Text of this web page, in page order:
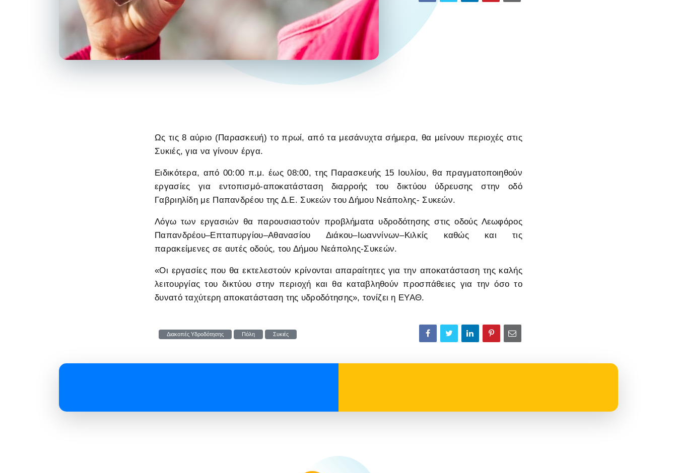
Ως τις 8 αύριο (Παρασκευή) το πρωί, από τα μεσάνυχτα σήμερα, θα μείνουν περιοχές στις
Συκιές, για να γίνουν έργα.
Ειδικότερα, από 00:00 π.μ. έως 08:00, της Παρασκευής 15 Ιουλίου, θα πραγματοποιηθούν
εργασίες για εντοπισμό-αποκατάσταση διαρροής του δικτύου ύδρευσης στην οδό
Γαβριηλίδη με Παπανδρέου της Δ.Ε. Συκεών του Δήμου Νεάπολης- Συκεών.
Λόγω των εργασιών θα παρουσιαστούν προβλήματα υδροδότησης στις οδούς Λεωφόρος
Παπανδρέου–Επταπυργίου–Αθανασίου Διάκου–Ιωαννίνων–Κιλκίς καθώς και τις
παρακείμενες σε αυτές οδούς, του Δήμου Νεάπολης-Συκεών.
«Οι εργασίες που θα εκτελεστούν κρίνονται απαραίτητες για την αποκατάσταση της καλής
λειτουργίας του δικτύου στην περιοχή και θα καταβληθούν προσπάθειες για την όσο το
δυνατό ταχύτερη αποκατάσταση της υδροδότησης», τονίζει η ΕΥΑΘ.
Διακοπές Υδροδότησης Πόλη Συκιές